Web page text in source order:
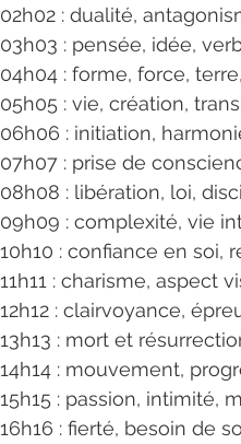
02h02 : dualité,
03h03 : pensée, idée,
04h04 : forme, force,
05h05 : vie, création,
06h06 : initiation,
07h07 : prise de
08h08 : libération, loi,
09h09 : complexité, vie
10h10 : confiance en soi,
11h11 : charisme, aspect
12h12 : clairvoyance,
13h13 : mort et
14h14 : mouvement,
15h15 : passion, intimité,
16h16 : fierté, besoin de